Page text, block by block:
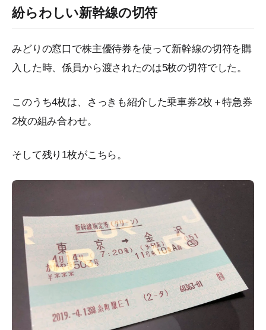
紛らわしい新幹線の切符
みどりの窓口で株主優待券を使って新幹線の切符を購
入した時、係員から渡されたのは5枚の切符でした。
このうち4枚は、さっきも紹介した乗車券2枚＋特急券
2枚の組み合わせ。
そして残り1枚がこちら。